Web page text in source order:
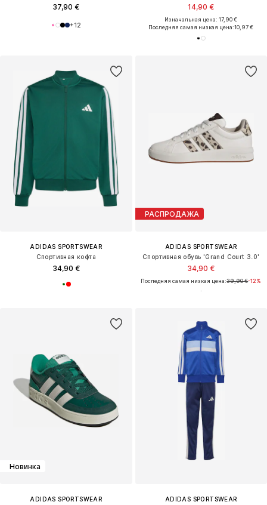
37,90 €
+12
14,90 €
Изначальная цена: 17,90 €
Последняя самая низкая цена:10,97 €
ADIDAS SPORTSWEAR
Спортивная кофта
34,90 €
РАСПРОДАЖА
ADIDAS SPORTSWEAR
Спортивная обувь 'Grand Court 3.0'
34,90 €
Последняя самая низкая цена:39,90 €-12%
Новинка
ADIDAS SPORTSWEAR
ADIDAS SPORTSWEAR